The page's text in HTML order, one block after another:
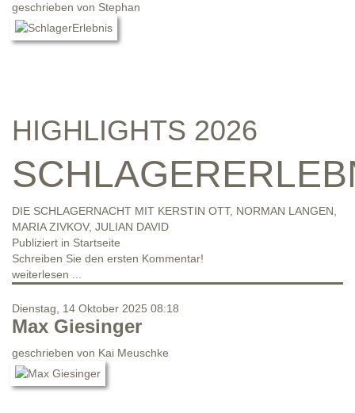
geschrieben von Stephan
HIGHLIGHTS 2026
DIE SCHLAGERNACHT MIT KERSTIN OTT, NORMAN LANGEN,
MARIA ZIVKOV, JULIAN DAVID
Publiziert in Startseite
Schreiben Sie den ersten Kommentar!
weiterlesen ...
Dienstag, 14 Oktober 2025 08:18
Max Giesinger
geschrieben von Kai Meuschke